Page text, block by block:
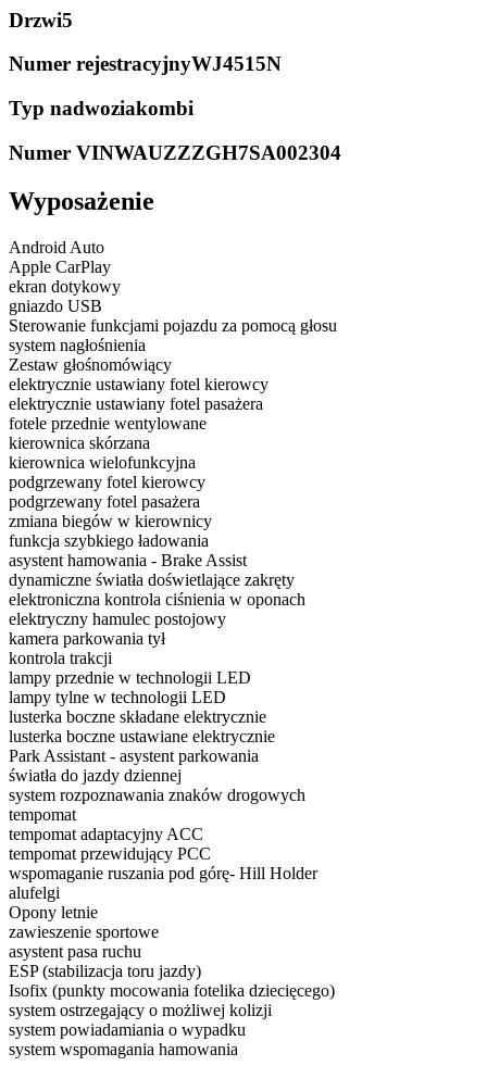
Drzwi5
Numer rejestracyjnyWJ4515N
Typ nadwoziakombi
Numer VINWAUZZZGH7SA002304
Wyposażenie
Android Auto
Apple CarPlay
ekran dotykowy
gniazdo USB
Sterowanie funkcjami pojazdu za pomocą głosu
system nagłośnienia
Zestaw głośnomówiący
elektrycznie ustawiany fotel kierowcy
elektrycznie ustawiany fotel pasażera
fotele przednie wentylowane
kierownica skórzana
kierownica wielofunkcyjna
podgrzewany fotel kierowcy
podgrzewany fotel pasażera
zmiana biegów w kierownicy
funkcja szybkiego ładowania
asystent hamowania - Brake Assist
dynamiczne światła doświetlające zakręty
elektroniczna kontrola ciśnienia w oponach
elektryczny hamulec postojowy
kamera parkowania tył
kontrola trakcji
lampy przednie w technologii LED
lampy tylne w technologii LED
lusterka boczne składane elektrycznie
lusterka boczne ustawiane elektrycznie
Park Assistant - asystent parkowania
światła do jazdy dziennej
system rozpoznawania znaków drogowych
tempomat
tempomat adaptacyjny ACC
tempomat przewidujący PCC
wspomaganie ruszania pod górę- Hill Holder
alufelgi
Opony letnie
zawieszenie sportowe
asystent pasa ruchu
ESP (stabilizacja toru jazdy)
Isofix (punkty mocowania fotelika dziecięcego)
system ostrzegający o możliwej kolizji
system powiadamiania o wypadku
system wspomagania hamowania